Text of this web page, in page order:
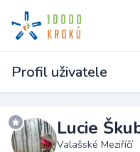
Profil uživatele
Lucie
Valašské Meziříčí